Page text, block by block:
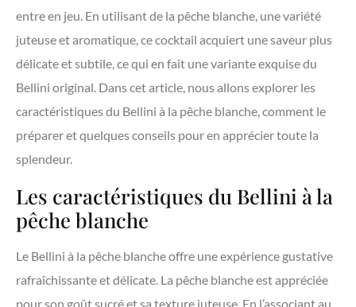
entre en jeu. En utilisant de la pêche blanche, une variété
juteuse et aromatique, ce cocktail acquiert une saveur plus
délicate et subtile, ce qui en fait une variante exquise du
Bellini original. Dans cet article, nous allons explorer les
caractéristiques du Bellini à la pêche blanche, comment le
préparer et quelques conseils pour en apprécier toute la
splendeur.
Les caractéristiques du Bellini à la
pêche blanche
Le Bellini à la pêche blanche offre une expérience gustative
rafraîchissante et délicate. La pêche blanche est appréciée
pour son goût sucré et sa texture juteuse. En l’associant au